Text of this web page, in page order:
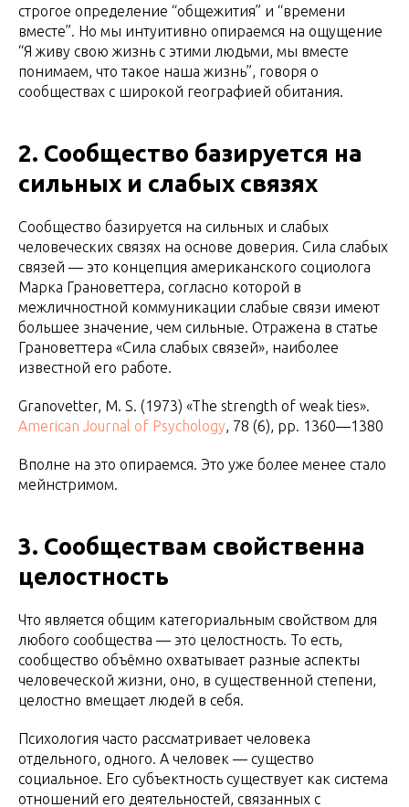
строгое определение “общежития” и “времени
вместе”. Но мы интуитивно опираемся на ощущение
“Я живу свою жизнь с этими людьми, мы вместе
понимаем, что такое наша жизнь”, говоря о
сообществах с широкой географией обитания.
2. Сообщество базируется на
сильных и слабых связях
Сообщество базируется на сильных и слабых
человеческих связях на основе доверия. Сила слабых
связей — это концепция американского социолога
Марка Грановеттера, согласно которой в
межличностной коммуникации слабые связи имеют
большее значение, чем сильные. Отражена в статье
Грановеттера «Сила слабых связей», наиболее
известной его работе.
Granovetter, M. S. (1973) «The strength of weak ties».
American Journal of Psychology, 78 (6), pp. 1360—1380
Вполне на это опираемся. Это уже более менее стало
мейнстримом.
3. Сообществам свойственна
целостность
Что является общим категориальным свойством для
любого сообщества — это целостность. То есть,
сообщество объёмно охватывает разные аспекты
человеческой жизни, оно, в существенной степени,
целостно вмещает людей в себя.
Психология часто рассматривает человека
отдельного, одного. А человек — существо
социальное. Его субъектность существует как система
отношений его деятельностей, связанных с